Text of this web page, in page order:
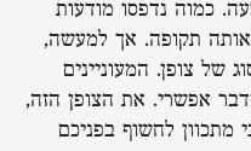
כמוה נדפסו מודעות
באותה תקופה. אך למעשה,
של צופן. המעוניינים
אפשרי. את הצופן הזה,
מתכוון לחשוף בפניכם